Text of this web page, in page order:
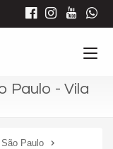
Paulo - Vila
São Paulo